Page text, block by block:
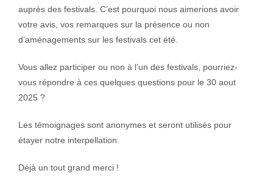
auprès des festivals. C’est pourquoi nous aimerions avoir
votre avis, vos remarques sur la présence ou non
d’aménagements sur les festivals cet été.
Vous allez participer ou non à l’un des festivals, pourriez-
vous répondre à ces quelques questions pour le 30 aout
2025 ?
Les témoignages sont anonymes et seront utilisés pour
étayer notre interpellation.
Déjà un tout grand merci !